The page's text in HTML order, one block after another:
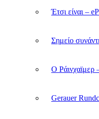
Έτσι είναι –
Σημείο
Ο Ράινχαϊμερ
Gerauer